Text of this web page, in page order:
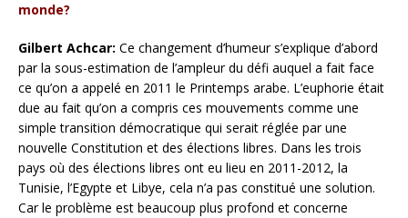
monde?
Gilbert Achcar: Ce changement d’humeur s’explique d’abord
par la sous-estimation de l’ampleur du défi auquel a fait face
ce qu’on a appelé en 2011 le Printemps arabe. L’euphorie était
due au fait qu’on a compris ces mouvements comme une
simple transition démocratique qui serait réglée par une
nouvelle Constitution et des élections libres. Dans les trois
pays où des élections libres ont eu lieu en 2011-2012, la
Tunisie, l’Egypte et Libye, cela n’a pas constitué une solution.
Car le problème est beaucoup plus profond et concerne